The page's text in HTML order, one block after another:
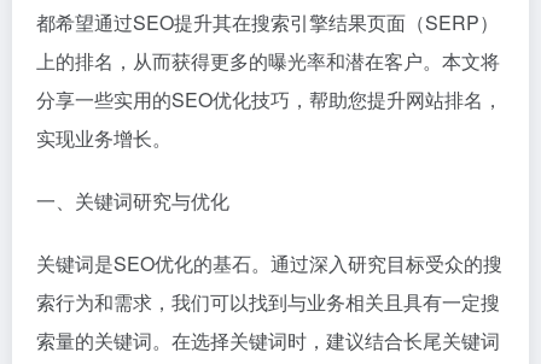
都希望通过SEO提升其在搜索引擎结果页面（SERP）
上的排名，从而获得更多的曝光率和潜在客户。本文将
分享一些实用的SEO优化技巧，帮助您提升网站排名，
实现业务增长。
一、关键词研究与优化
关键词是SEO优化的基石。通过深入研究目标受众的搜
索行为和需求，我们可以找到与业务相关且具有一定搜
索量的关键词。在选择关键词时，建议结合长尾关键词